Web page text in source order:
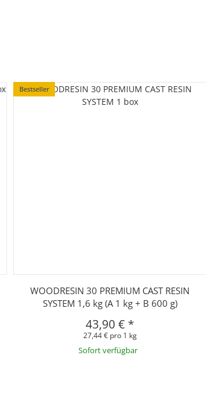
Bestseller
WOODRESIN 30 PREMIUM CAST RESIN
SYSTEM 1,6 kg (A 1 kg + B 600 g)
43,90 € *
27,44 € pro 1 kg
Sofort verfügbar